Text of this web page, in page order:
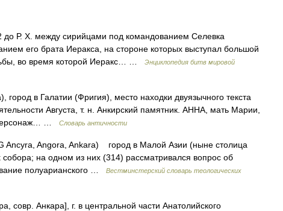
Р. X. между сирийцами под командованием Селевка
его брата Иеракса, на стороне которых выступал большой
во время которой Иеракс… …
Энциклопедия битв мировой
в Галатии (Фригия), место находки двуязычного текста
Августа, т. н. Анкирский памятник. АННА, мать Марии,
персонаж… …
Словарь античности
Angora, Ankara) город в Малой Азии (ныне столица
собора; на одном из них (314) рассматривался вопрос об
полуарианского …
Вестминстерский словарь теологических
совр. Анкара], г. в центральной части Анатолийского